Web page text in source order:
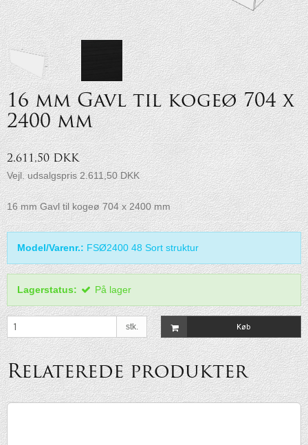
16 mm Gavl til kogeø 704 x
2400 mm
2.611,50 DKK
Vejl. udsalgspris 2.611,50 DKK
16 mm Gavl til kogeø 704 x 2400 mm
Model/Varenr.: FSØ2400 48 Sort struktur
Lagerstatus: På lager
stk. Køb
Relaterede produkter